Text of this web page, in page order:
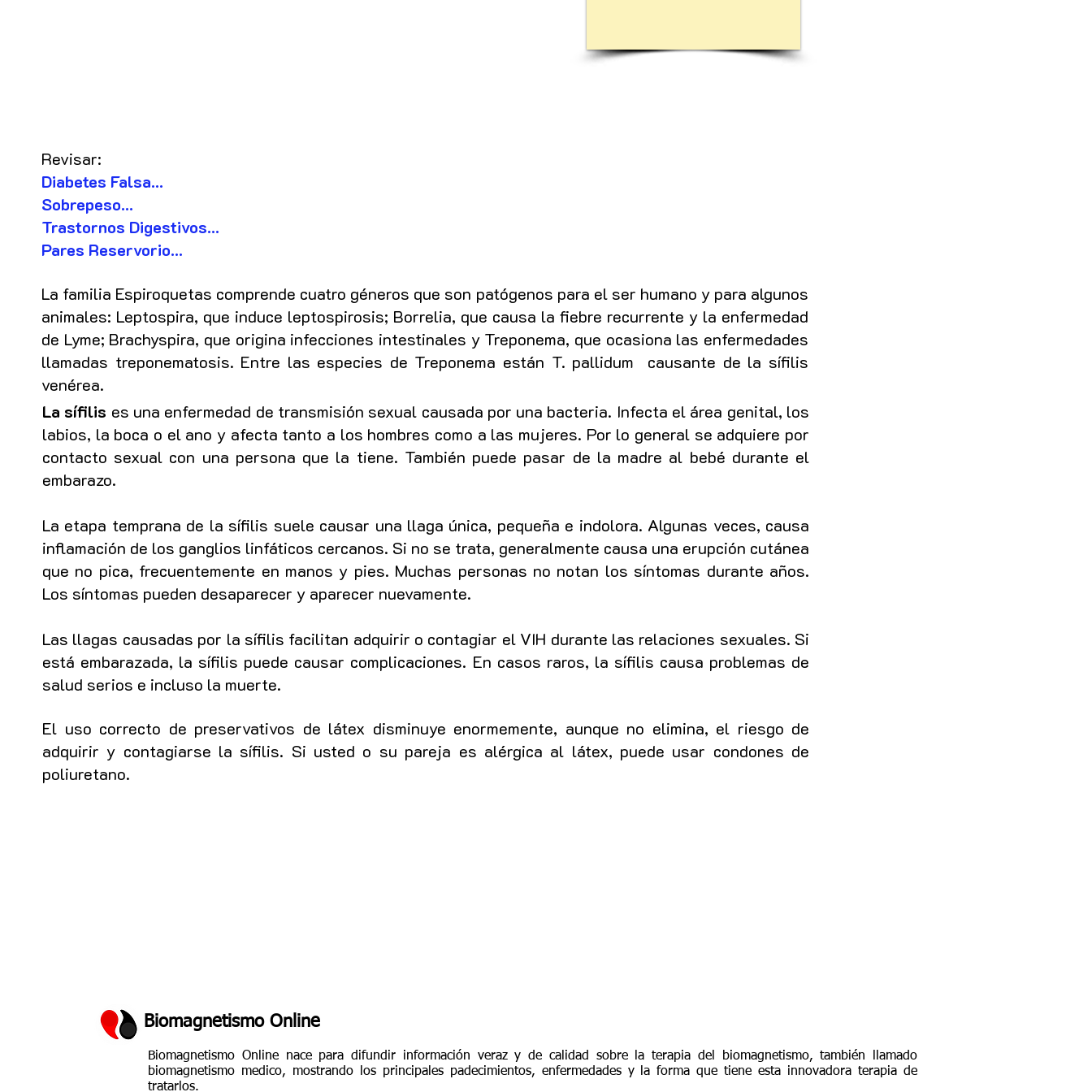
Revisar:
Diabetes Falsa...
Sobrepeso...
Trastornos Digestivos...
Pares Reservorio...
La familia Espiroquetas comprende cuatro géneros que son patógenos para el ser humano y para algunos
animales: Leptospira, que induce leptospirosis; Borrelia, que causa la fiebre recurrente y la enfermedad
de Lyme; Brachyspira, que origina infecciones intestinales y Treponema, que ocasiona las enfermedades
llamadas treponematosis. Entre las especies de Treponema están T. pallidum causante de la sífilis
venérea.
La sífilis es una enfermedad de transmisión sexual causada por una bacteria. Infecta el área genital, los
labios, la boca o el ano y afecta tanto a los hombres como a las mujeres. Por lo general se adquiere por
contacto sexual con una persona que la tiene. También puede pasar de la madre al bebé durante el
embarazo.
La etapa temprana de la sífilis suele causar una llaga única, pequeña e indolora. Algunas veces, causa
inflamación de los ganglios linfáticos cercanos. Si no se trata, generalmente causa una erupción cutánea
que no pica, frecuentemente en manos y pies. Muchas personas no notan los síntomas durante años.
Los síntomas pueden desaparecer y aparecer nuevamente.
Las llagas causadas por la sífilis facilitan adquirir o contagiar el VIH durante las relaciones sexuales. Si
está embarazada, la sífilis puede causar complicaciones. En casos raros, la sífilis causa problemas de
salud serios e incluso la muerte.
El uso correcto de preservativos de látex disminuye enormemente, aunque no elimina, el riesgo de
adquirir y contagiarse la sífilis. Si usted o su pareja es alérgica al látex, puede usar condones de
poliuretano.
Biomagnetismo Online
Biomagnetismo Online nace para difundir información veraz y de calidad sobre la terapia del biomagnetismo, también llamado
biomagnetismo medico, mostrando los principales padecimientos, enfermedades y la forma que tiene esta innovadora terapia de
tratarlos.